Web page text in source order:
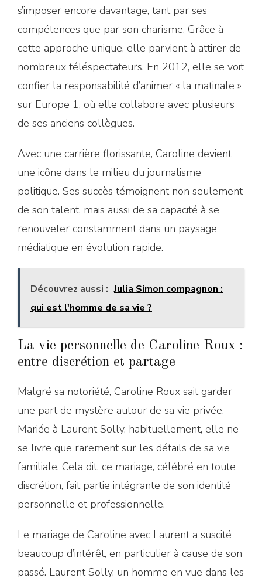
s’imposer encore davantage, tant par ses
compétences que par son charisme. Grâce à
cette approche unique, elle parvient à attirer de
nombreux téléspectateurs. En 2012, elle se voit
confier la responsabilité d’animer « la matinale »
sur Europe 1, où elle collabore avec plusieurs
de ses anciens collègues.
Avec une carrière florissante, Caroline devient
une icône dans le milieu du journalisme
politique. Ses succès témoignent non seulement
de son talent, mais aussi de sa capacité à se
renouveler constamment dans un paysage
médiatique en évolution rapide.
Découvrez aussi : Julia Simon compagnon :
qui est l'homme de sa vie ?
La vie personnelle de Caroline Roux :
entre discrétion et partage
Malgré sa notoriété, Caroline Roux sait garder
une part de mystère autour de sa vie privée.
Mariée à Laurent Solly, habituellement, elle ne
se livre que rarement sur les détails de sa vie
familiale. Cela dit, ce mariage, célébré en toute
discrétion, fait partie intégrante de son identité
personnelle et professionnelle.
Le mariage de Caroline avec Laurent a suscité
beaucoup d’intérêt, en particulier à cause de son
passé. Laurent Solly, un homme en vue dans les